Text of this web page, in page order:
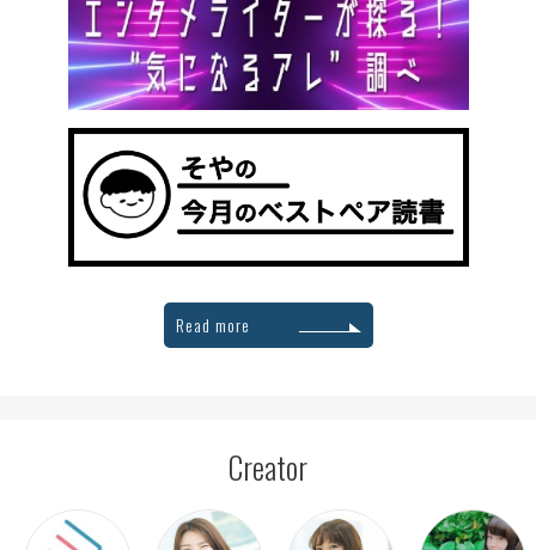
Read more
Creator